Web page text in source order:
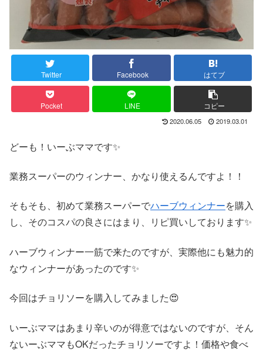
Twitter Facebook はてブ
Pocket LINE コピー
2020.06.05 2019.03.01
どーも！いーぶママです✨
業務スーパーのウィンナー、かなり使えるんですよ！！
そもそも、初めて業務スーパーでハーブウィンナーを購入
し、そのコスパの良さにはまり、リピ買いしております✨
ハーブウィンナー一筋で来たのですが、実際他にも魅力的
なウィンナーがあったのです✨
今回はチョリソーを購入してみました😍
いーぶママはあまり辛いのが得意ではないのですが、そん
ないーぶママもOKだったチョリソーですよ！価格や食べ